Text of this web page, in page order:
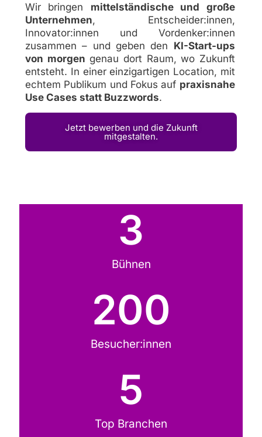
Wir bringen mittelständische und große
Unternehmen, Entscheider:innen,
Innovator:innen und Vordenker:innen
zusammen – und geben den KI-Start-ups
von morgen genau dort Raum, wo Zukunft
entsteht. In einer einzigartigen Location, mit
echtem Publikum und Fokus auf praxisnahe
Use Cases statt Buzzwords.
Jetzt bewerben und die Zukunft
mitgestalten.
Bühnen
3
Besucher:innen
200
Top Branchen
5